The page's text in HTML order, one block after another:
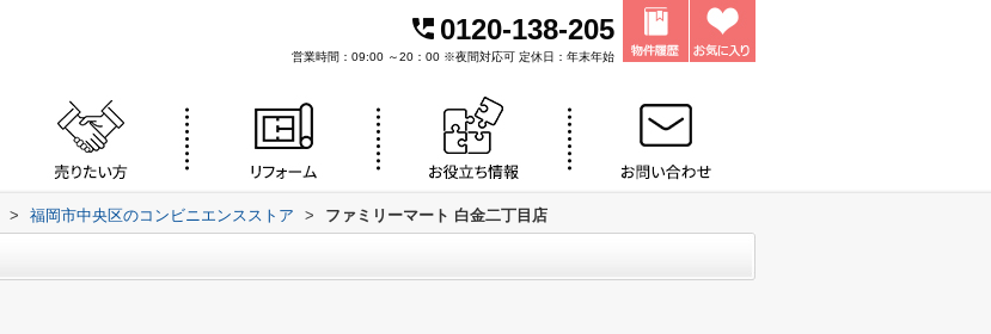
0120-138-205
営業時間：09:00 ～20：00 ※夜間対応可 定休日：年末年始
> 福岡市中央区のコンビニエンスストア > ファミリーマート 白金二丁目店